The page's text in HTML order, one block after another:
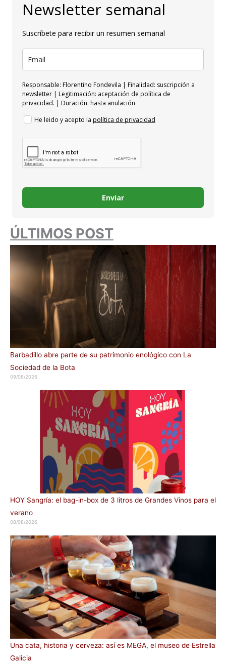
Newsletter semanal
Suscríbete para recibir un resumen semanal
Responsable: Florentino Fondevila | Finalidad: suscripción a
newsletter | Legitimación: aceptación de política de
privacidad. | Duración: hasta anulación
He leido y acepto la política de privacidad
Enviar
ÚLTIMOS POST
Barbadillo abre parte de su patrimonio enológico con La
Sociedad de la Bota
09/08/2026
HOY Sangría: el bag-in-box de 3 litros de Grandes Vinos para el
verano
08/08/2026
Una cata, historia y cerveza: así es MEGA, el museo de Estrella
Galicia